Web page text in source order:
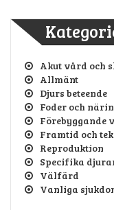
Akut vård och
Allmänt
Djurs beteende
Foder och
Förebyggande
Framtid och
Reproduktion
Specifika
Välfärd
Vanliga